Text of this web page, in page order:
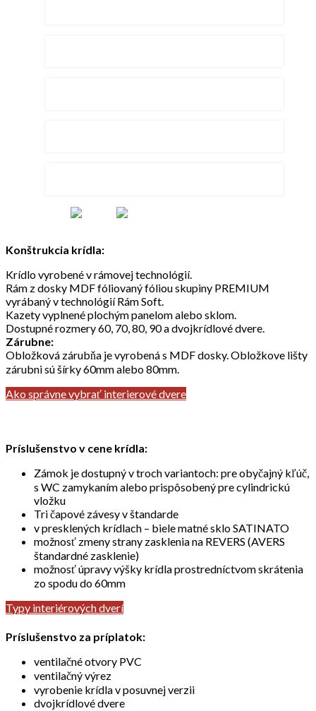
Konštrukcia krídla:
Krídlo vyrobené v rámovej technológií.
Rám z dosky MDF fóliovaný fóliou skupiny PREMIUM
vyrábaný v technológií Rám Soft.
Kazety vyplnené plochým panelom alebo sklom.
Dostupné rozmery 60, 70, 80, 90 a dvojkrídlové dvere.
Zárubne:
Obložková zárubňa je vyrobená s MDF dosky. Obložkove lišty
zárubni sú šírky 60mm alebo 80mm.
Ako správne vybrať interierové dvere
Príslušenstvo v cene krídla:
Zámok je dostupný v troch variantoch: pre obyčajný kľúč,
s WC zamykaním alebo prispôsobený pre cylindrickú
vložku
Tri čapové závesy v štandarde
v presklených krídlach – biele matné sklo SATINATO
možnosť zmeny strany zasklenia na REVERS (AVERS
štandardné zasklenie)
možnosť úpravy výšky krídla prostredníctvom skrátenia
zo spodu do 60mm
Typy interiérových dverí
Príslušenstvo za príplatok:
ventilačné otvory PVC
ventilačný výrez
vyrobenie krídla v posuvnej verzii
dvojkrídlové dvere